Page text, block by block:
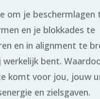
om je beschermlagen
en je blokkades te
en in alignment te
bent.
komt voor jou, jouw
en zielsgaven.